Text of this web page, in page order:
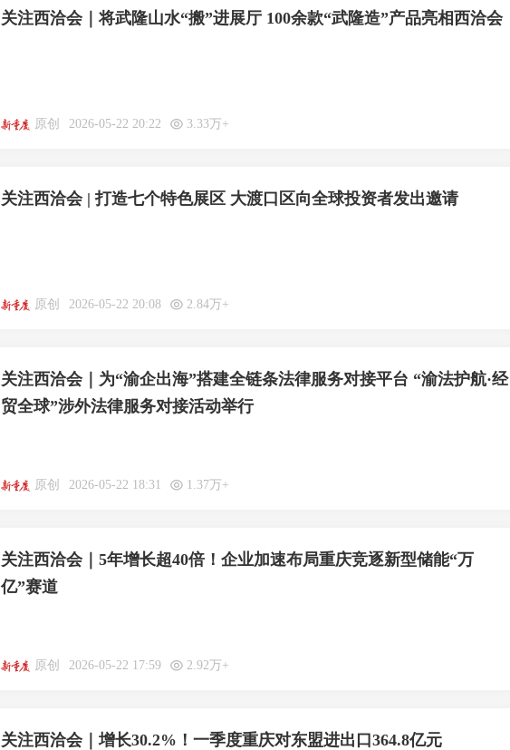
关注西洽会｜将武隆山水“搬”进展厅 100余款“武隆造”产品亮相西洽会
原创 2026-05-22 20:22 3.33万+
关注西洽会 | 打造七个特色展区 大渡口区向全球投资者发出邀请
原创 2026-05-22 20:08 2.84万+
关注西洽会｜为“渝企出海”搭建全链条法律服务对接平台 “渝法护航·经
贸全球”涉外法律服务对接活动举行
原创 2026-05-22 18:31 1.37万+
关注西洽会｜5年增长超40倍！企业加速布局重庆竞逐新型储能“万
亿”赛道
原创 2026-05-22 17:59 2.92万+
关注西洽会｜增长30.2%！一季度重庆对东盟进出口364.8亿元